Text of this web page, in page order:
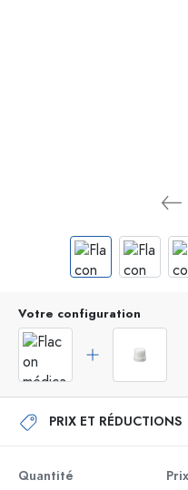
Votre configuration
PRIX ET RÉDUCTIONS
Quantité